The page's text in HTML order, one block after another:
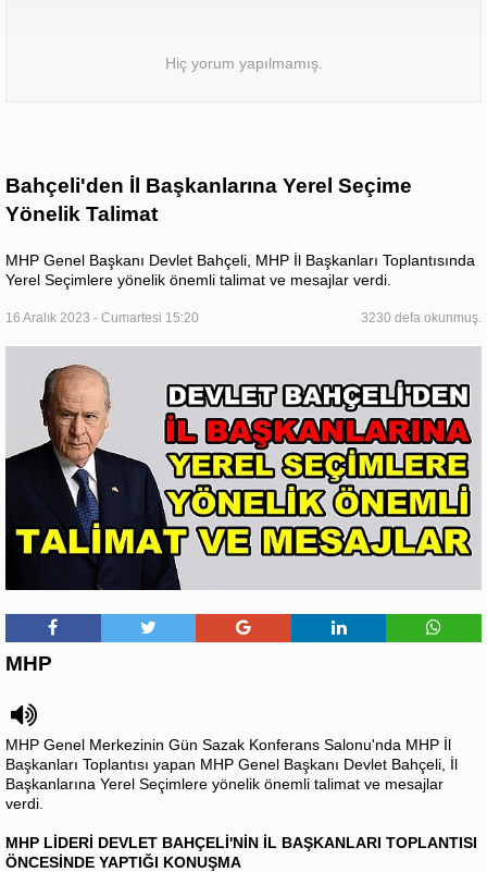
Hiç yorum yapılmamış.
Bahçeli'den İl Başkanlarına Yerel Seçime
Yönelik Talimat
MHP Genel Başkanı Devlet Bahçeli, MHP İl Başkanları Toplantısında
Yerel Seçimlere yönelik önemli talimat ve mesajlar verdi.
16 Aralık 2023 - Cumartesi 15:20 3230 defa okunmuş.
MHP
MHP Genel Merkezinin Gün Sazak Konferans Salonu'nda MHP İl
Başkanları Toplantısı yapan MHP Genel Başkanı Devlet Bahçeli, İl
Başkanlarına Yerel Seçimlere yönelik önemli talimat ve mesajlar
verdi.
MHP LİDERİ DEVLET BAHÇELİ'NİN İL BAŞKANLARI TOPLANTISI
ÖNCESİNDE YAPTIĞI KONUŞMA